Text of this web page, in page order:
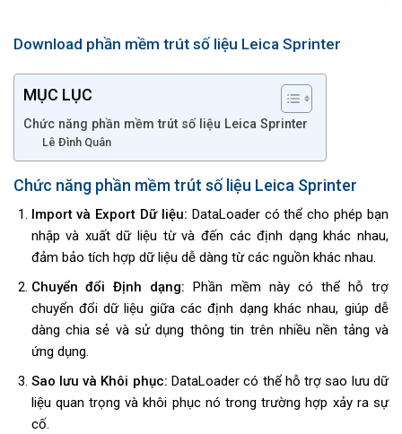
Download phần mềm trút số liệu Leica Sprinter
MỤC LỤC
Chức năng phần mềm trút số liệu Leica Sprinter
Lê Đình Quân
Chức năng phần mềm trút số liệu Leica Sprinter
Import và Export Dữ liệu: DataLoader có thể cho phép bạn
nhập và xuất dữ liệu từ và đến các định dạng khác nhau,
đảm bảo tích hợp dữ liệu dễ dàng từ các nguồn khác nhau.
Chuyển đổi Định dạng: Phần mềm này có thể hỗ trợ
chuyển đổi dữ liệu giữa các định dạng khác nhau, giúp dễ
dàng chia sẻ và sử dụng thông tin trên nhiều nền tảng và
ứng dụng.
Sao lưu và Khôi phục: DataLoader có thể hỗ trợ sao lưu dữ
liệu quan trọng và khôi phục nó trong trường hợp xảy ra sự
cố.